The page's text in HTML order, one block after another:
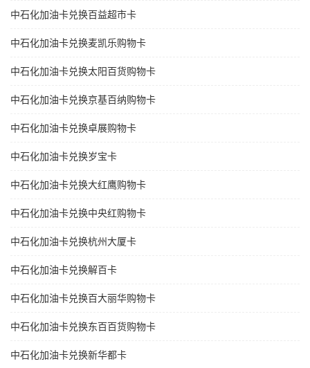
中石化加油卡兑换百益超市卡
中石化加油卡兑换麦凯乐购物卡
中石化加油卡兑换太阳百货购物卡
中石化加油卡兑换京基百纳购物卡
中石化加油卡兑换卓展购物卡
中石化加油卡兑换岁宝卡
中石化加油卡兑换大红鹰购物卡
中石化加油卡兑换中央红购物卡
中石化加油卡兑换杭州大厦卡
中石化加油卡兑换解百卡
中石化加油卡兑换百大丽华购物卡
中石化加油卡兑换东百百货购物卡
中石化加油卡兑换新华都卡